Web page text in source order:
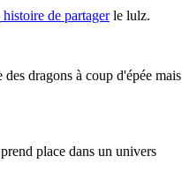
histoire de partagerle lulz.
dragons à coup d'épée mais
place dans un univers